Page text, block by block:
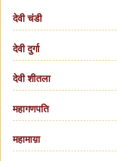
देवी चंडी
देवी दुर्गा
देवी शीतला
महागणपति
महामाय़ा